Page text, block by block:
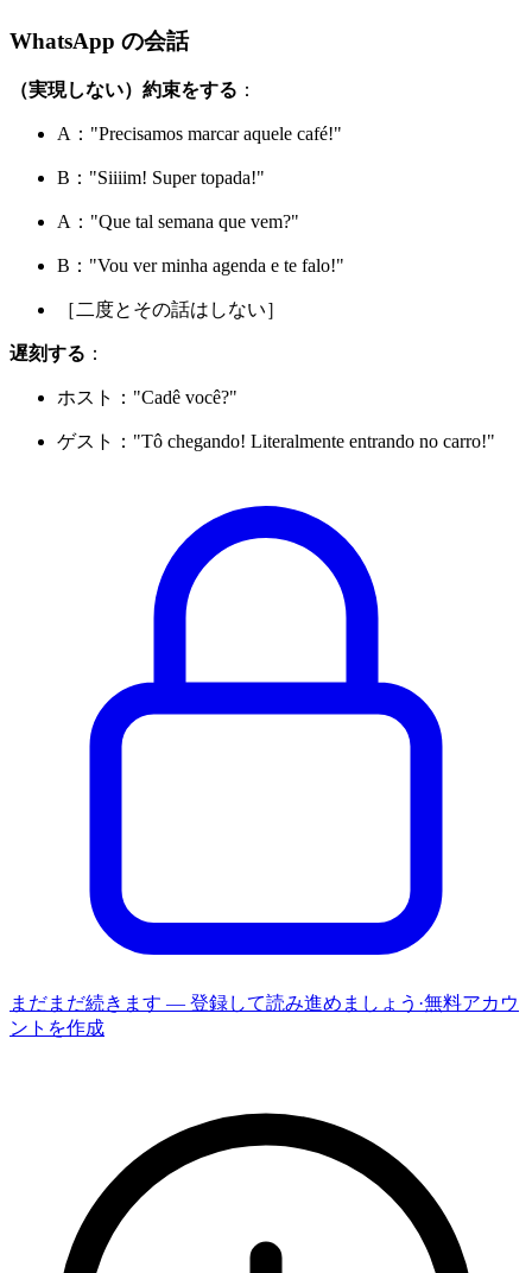
WhatsApp の会話
（実現しない）約束をする ：
A："Precisamos marcar aquele café!"
B："Siiiim! Super topada!"
A："Que tal semana que vem?"
B："Vou ver minha agenda e te falo!"
［二度とその話はしない］
遅刻する ：
ホスト："Cadê você?"
ゲスト："Tô chegando! Literalmente entrando no carro!"
まだまだ続きます — 登録して読み進めましょう ·無料アカウ
ントを作成